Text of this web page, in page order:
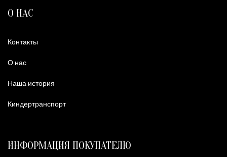
О НАС
Контакты
О нас
Наша история
Киндертранспорт
ИНФОРМАЦИЯ ПОКУПАТЕЛЮ